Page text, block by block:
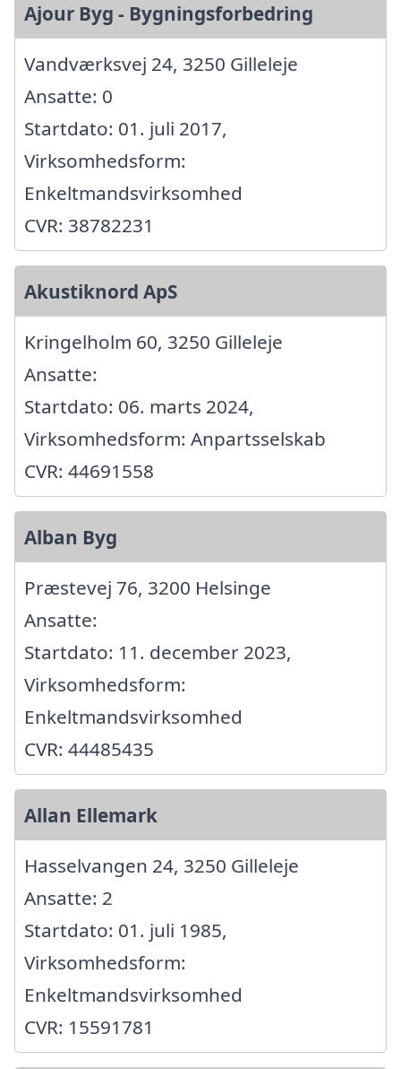
Ajour Byg - Bygningsforbedring
Vandværksvej 24, 3250 Gilleleje
Ansatte: 0
Startdato: 01. juli 2017,
Virksomhedsform:
Enkeltmandsvirksomhed
CVR: 38782231
Akustiknord ApS
Kringelholm 60, 3250 Gilleleje
Ansatte:
Startdato: 06. marts 2024,
Virksomhedsform: Anpartsselskab
CVR: 44691558
Alban Byg
Præstevej 76, 3200 Helsinge
Ansatte:
Startdato: 11. december 2023,
Virksomhedsform:
Enkeltmandsvirksomhed
CVR: 44485435
Allan Ellemark
Hasselvangen 24, 3250 Gilleleje
Ansatte: 2
Startdato: 01. juli 1985,
Virksomhedsform:
Enkeltmandsvirksomhed
CVR: 15591781